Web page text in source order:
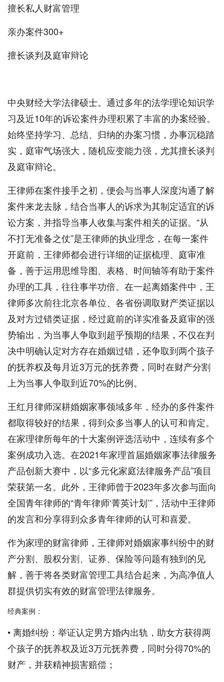
擅长私人财富管理
亲办案件300+
擅长谈判及庭审辩论
中央财经大学法律硕士。通过多年的法学理论知识学
习及近10年的诉讼案件办理积累了丰富的办案经验。
始终坚持学习、总结、归纳的办案习惯，办事沉稳踏
实，庭审气场强大，随机应变能力强，尤其擅长谈判
及庭审辩论。
王律师在案件接手之初，便会与当事人深度沟通了解
案件来龙去脉，结合当事人的诉求为其制定适宜的诉
讼方案，并指导当事人收集与案件相关的证据。“从
不打无准备之仗”是王律师的执业理念，在每一案件
开庭前，王律师都会进行详细的证据梳理、庭审准
备，善于运用思维导图、表格、时间轴等有助于案件
办理的工具，往往事半功倍。在一起离婚案件中，王
律师多次前往北京各单位、各省份调取财产类证据以
及对方过错类证据，经过庭前的详实准备及庭审的强
势输出，为当事人争取到超乎预期的结果，不仅在判
决中明确认定对方存在婚姻过错，还争取到两个孩子
的抚养权及每月近3万元的抚养费，同时在财产分割
上为当事人争取到近70%的比例。
王红月律师深耕婚姻家事领域多年，经办的多件案件
都取得较好的结果，得到众多当事人的认可和肯定。
在家理律所每年的十大案例评选活动中，连续有多个
案例成功入选。在2021年家理首届婚姻家事法律服务
产品创新大赛中，以“多元化家庭法律服务产品”项目
荣获第一名。此外，王律师曾于2023年多次参与面向
全国青年律师的“青年律师‘菁英计划’”，活动中王律师
的发言和分享得到众多青年律师的认可和喜爱。
作为家理的财富律师，王律师对婚姻家事纠纷中的财
产分割、股权分割、证券、保险等问题有独到的见
解，善于将各类财富管理工具结合起来，为高净值人
群提供切实有效的财富管理法律服务。
经典案例：
• 离婚纠纷：举证认定男方婚内出轨，助女方获得两
个孩子的抚养权及近3万元抚养费，同时分得70%的
财产，并获精神损害赔偿；